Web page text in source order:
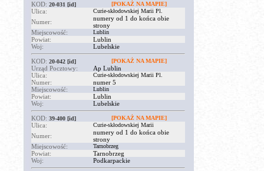
KOD: 20-031 [id] [POKAŻ NA MAPIE]
Ulica: Curie-skłodowskiej Marii Pl.
Numer:
numery od 1 do końca obie
strony
Miejscowość:
Lublin
Powiat:
Lublin
Woj:
Lubelskie
KOD: 20-042 [id] [POKAŻ NA MAPIE]
Urząd Pocztowy:
Ap Lublin
Ulica:
Curie-skłodowskiej Marii Pl.
Numer:
numer 5
Miejscowość:
Lublin
Powiat:
Lublin
Woj:
Lubelskie
KOD: 39-400 [id] [POKAŻ NA MAPIE]
Ulica: Curie-skłodowskiej Marii
Numer:
numery od 1 do końca obie
strony
Miejscowość:
Tarnobrzeg
Powiat:
Tarnobrzeg
Woj:
Podkarpackie